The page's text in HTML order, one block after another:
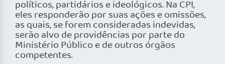
políticos, partidários e ideológicos. Na CPI,
eles responderão por suas ações e omissões,
as quais, se forem consideradas indevidas,
serão alvo de providências por parte do
Ministério Público e de outros órgãos
competentes.